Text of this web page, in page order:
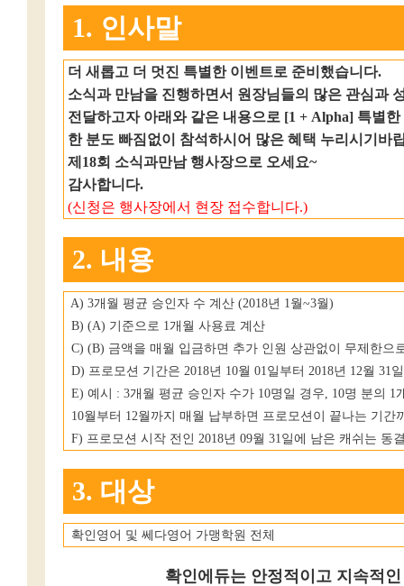
1. 인사말
더 새롭고 더 멋진 특별한 이벤트로 준비했습니다.
소식과 만남을 진행하면서 원장님들의 많은 관심과
전달하고자 아래와 같은 내용으로 [1 + Alpha] 특별
한 분도 빠짐없이 참석하시어 많은 혜택 누리시기바
제18회 소식과만남 행사장으로 오세요~
감사합니다.
(신청은 행사장에서 현장 접수합니다.)
2. 내용
A) 3개월 평균 승인자 수 계산 (2018년 1월~3월)
B) (A) 기준으로 1개월 사용료 계산
C) (B) 금액을 매월 입금하면 추가 인원 상관없이 무제한으
D) 프로모션 기간은 2018년 10월 01일부터 2018년 12월 31
E) 예시 : 3개월 평균 승인자 수가 10명일 경우, 10명 분의 1
10월부터 12월까지 매월 납부하면 프로모션이 끝나는 기
F) 프로모션 시작 전인 2018년 09월 31일에 남은 캐쉬는 동
3. 대상
확인영어 및 쎄다영어 가맹학원 전체
확인에듀는 안정적이고 지속적